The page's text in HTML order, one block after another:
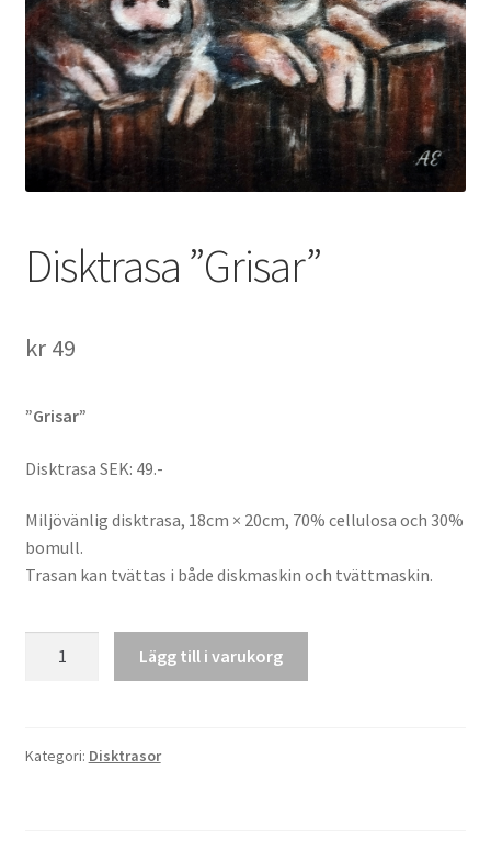
Disktrasa ”Grisar”
kr49
”Grisar”
Disktrasa SEK: 49.-
Miljövänlig disktrasa, 18cm × 20cm, 70% cellulosa och 30%
bomull.
Trasan kan tvättas i både diskmaskin och tvättmaskin.
Lägg till i varukorg
Kategori: Disktrasor